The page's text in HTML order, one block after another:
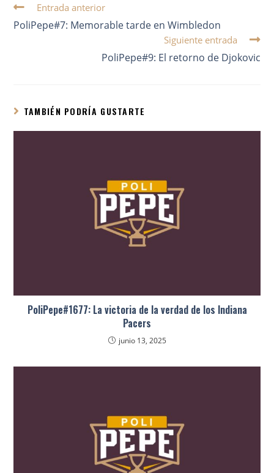
Entrada anterior
PoliPepe#7: Memorable tarde en Wimbledon
Siguiente entrada
PoliPepe#9: El retorno de Djokovic
TAMBIÉN PODRÍA GUSTARTE
PoliPepe#1677: La victoria de la verdad de los Indiana
Pacers
junio 13, 2025